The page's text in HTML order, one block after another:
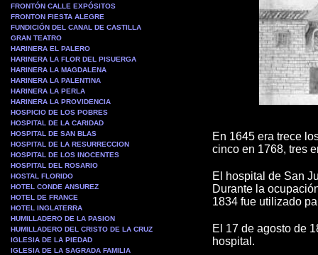
FRONTÓN CALLE EXPÓSITOS
FRONTON FIESTA ALEGRE
FUNDICIÓN DEL CANAL DE CASTILLA
GRAN TEATRO
HARINERA EL PALERO
HARINERA LA FLOR DEL PISUERGA
HARINERA LA MAGDALENA
HARINERA LA PALENTINA
HARINERA LA PERLA
HARINERA LA PROVIDENCIA
HOSPICIO DE LOS POBRES
HOSPITAL DE LA CARIDAD
HOSPITAL DE SAN BLAS
HOSPITAL DE LA RESURRECCION
HOSPITAL DE LOS INOCENTES
HOSPITAL DEL ROSARIO
HOSTAL FLORIDO
HOTEL CONDE ANSUREZ
HOTEL DE FRANCE
HOTEL INGLATERRA
HUMILLADERO DE LA PASION
HUMILLADERO DEL CRISTO DE LA CRUZ
IGLESIA DE LA PIEDAD
IGLESIA DE LA SAGRADA FAMILIA
En 1645 era trece
cinco en 1768, tres
El hospital de San
Durante la
1834 fue utilizado
El 17 de agosto de
hospital.